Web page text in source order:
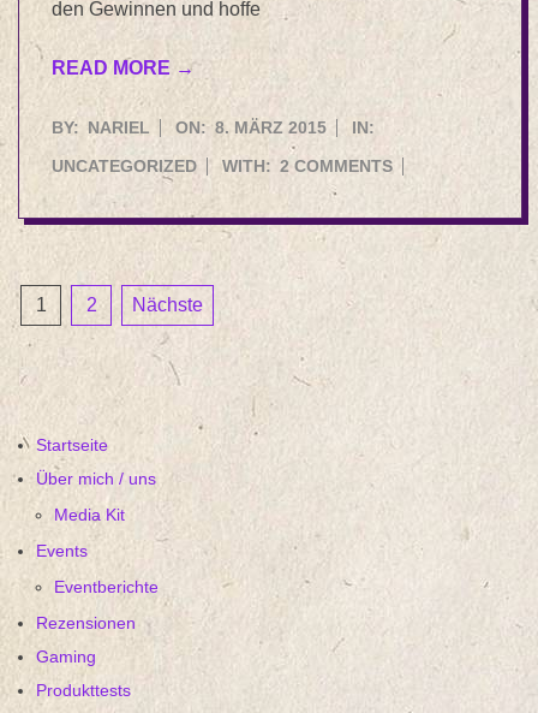
den Gewinnen und hoffe
READ MORE →
2015-
03-
BY: NARIEL ON: 8. MÄRZ 2015 IN:
UNCATEGORIZED WITH: 2 COMMENTS
Seitennummerierung
der
Beiträge
1 2 Nächste
Startseite
Über mich / uns
Media Kit
Events
Eventberichte
Rezensionen
Gaming
Produkttests